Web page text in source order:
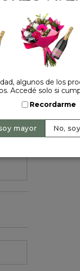
algunos de los
Accedé solo si
Recordarme